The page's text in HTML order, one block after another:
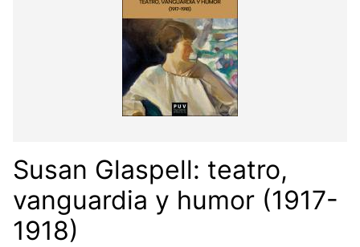
Susan Glaspell: teatro,
vanguardia y humor (1917-
1918)